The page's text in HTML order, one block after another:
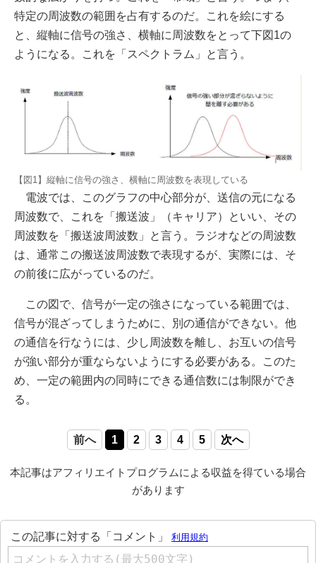
特定の周波数の範囲を占有するのだ。これを絵にする
と、縦軸に信号の強さ、横軸に周波数をとって下図1の
ようになる。これを「スペクトラム」と言う。
【図1】縦軸に信号の強さ、横軸に周波数を表現している
電波では、このグラフの中心部分が、送信の元になる
周波数で、これを「搬送波」（キャリア）といい、その
周波数を「搬送波周波数」と言う。ラジオなどの周波数
は、通常この搬送波周波数で表現するが、実際には、そ
の前後に広がっているのだ。
この図で、信号が一定の強さになっている範囲では、
信号が混ざってしまうために、別の通信ができない。他
の通信を行なうには、少し周波数を離し、お互いの信号
が強い部分が重ならないようにする必要がある。このた
め、一定の範囲内の同時にできる通信数には制限ができ
る。
前へ 1 2 3 4 5 次へ
本記事はアフィリエイトプログラムによる収益を得ている場合
があります